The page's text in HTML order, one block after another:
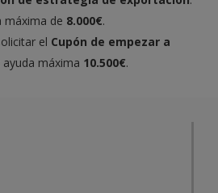
máxima de 8.000€.
el Cupón de empezar a
ayuda máxima 10.500€.